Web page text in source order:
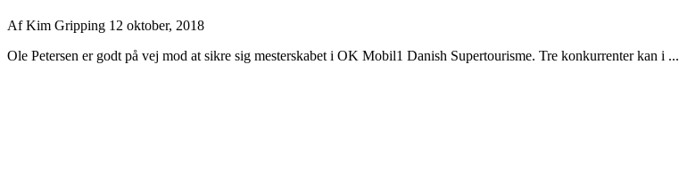
AfKim Gripping 12 oktober, 2018
Ole Petersen er godt på vej mod at sikre sig mesterskabet i OK Mobil1 Danish Supertourisme. Tre konkurrenter kan i ...